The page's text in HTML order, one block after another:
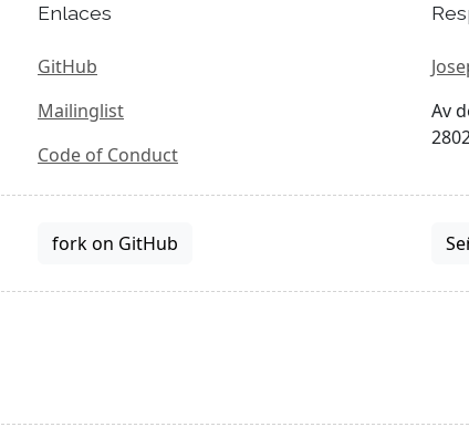
Enlaces
GitHub
Mailinglist
Code of Conduct
Av
fork on GitHub